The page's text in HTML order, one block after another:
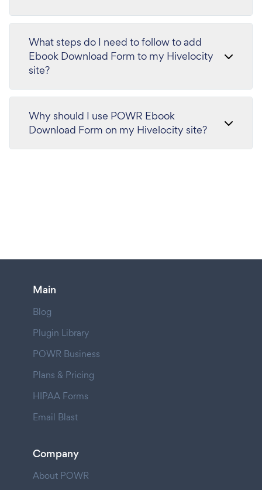
What steps do I need to follow to add
Ebook Download Form to my Hivelocity
site?
Why should I use POWR Ebook
Download Form on my Hivelocity site?
Main
Blog
Plugin Library
POWR Business
Plans & Pricing
HIPAA Forms
Email Blast
Company
About POWR